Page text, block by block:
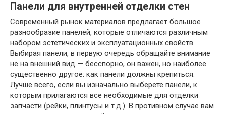
Панели для внутренней отделки стен
Современный рынок материалов предлагает большое
разнообразие панелей, которые отличаются различным
набором эстетических и эксплуатационных свойств.
Выбирая панели, в первую очередь обращайте внимание
не на внешний вид — бесспорно, он важен, но наиболее
существенно другое: как панели должны крепиться.
Лучше всего, если вы изначально выберете панели, к
которым прилагаются все необходимые для отделки
запчасти (рейки, плинтусы и т.д.). В противном случае вам